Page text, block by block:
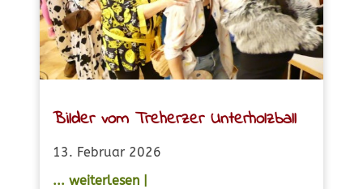
Bilder vom Treherzer Unterholzball
13. Februar 2026
... weiterlesen |